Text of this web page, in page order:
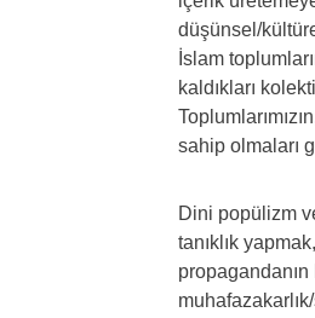
düşünsel/
İslam
kaldıkları
sahip olmaları
Dini popülizm
tanıklık